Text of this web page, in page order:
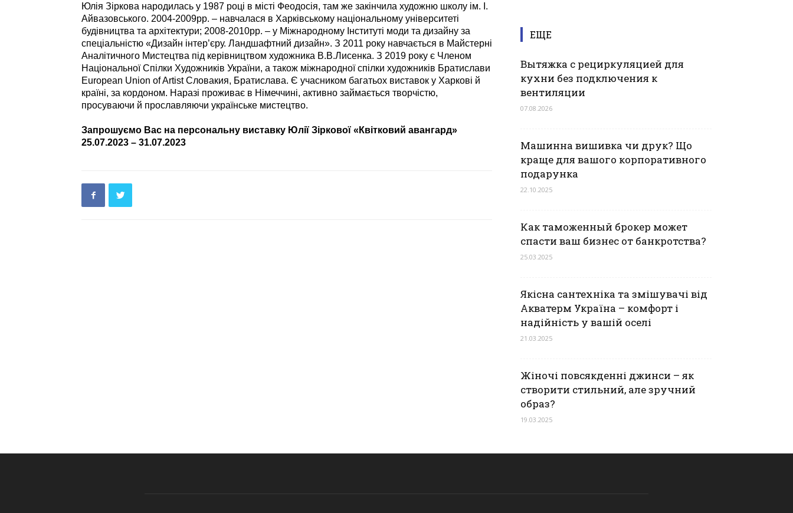
Юлія Зіркова народилась у 1987 році в місті Феодосія, там же закінчила художню школу ім. І.
Айвазовського. 2004-2009рр. – навчалася в Харківському національному університеті
будівництва та архітектури; 2008-2010рр. – у Міжнародному Інституті моди та дизайну за
спеціальністю «Дизайн інтер’єру. Ландшафтний дизайн». З 2011 року навчається в Майстерні
Аналітичного Мистецтва під керівництвом художника В.В.Лисенка. З 2019 року є Членом
Національної Спілки Художників України, а також міжнародної спілки художників Братислави
European Union of Artist Словакия, Братислава. Є учасником багатьох виставок у Харкові й
країні, за кордоном. Наразі проживає в Німеччині, активно займається творчістю,
просуваючи й прославляючи українське мистецтво.
Запрошуємо Вас на персональну виставку Юлії Зіркової «Квітковий авангард»
25.07.2023 – 31.07.2023
ЕЩЕ
Вытяжка с рециркуляцией для
кухни без подключения к
вентиляции
07.08.2026
Машинна вишивка чи друк? Що
краще для вашого корпоративного
подарунка
22.10.2025
Как таможенный брокер может
спасти ваш бизнес от банкротства?
25.03.2025
Якісна сантехніка та змішувачі від
Акватерм Україна – комфорт і
надійність у вашій оселі
21.03.2025
Жіночі повсякденні джинси – як
створити стильний, але зручний
образ?
19.03.2025